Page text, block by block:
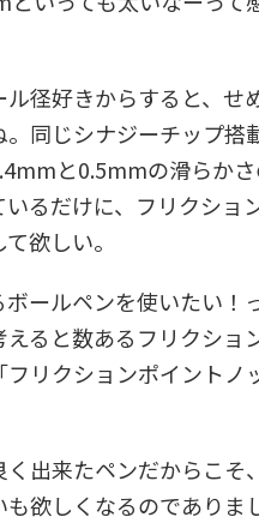
径好きからすると、せ
同じシナジーチップ搭
と0.5mmの滑らか
るだけに、フリクショ
欲しい。
ールペンを使いたい！
えると数あるフリクショ
フリクションポイントノ
く出来たペンだからこそ
欲しくなるのでありま